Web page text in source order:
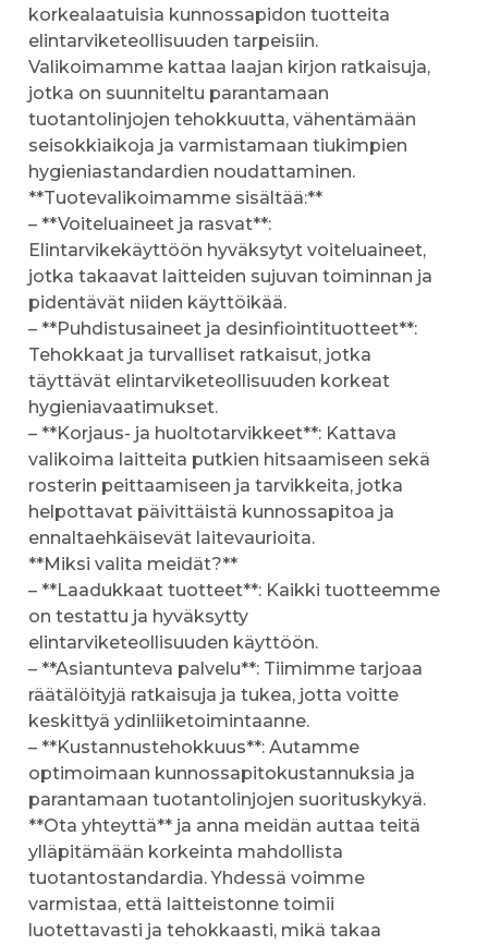
korkealaatuisia kunnossapidon tuotteita
elintarviketeollisuuden tarpeisiin.
Valikoimamme kattaa laajan kirjon ratkaisuja,
jotka on suunniteltu parantamaan
tuotantolinjojen tehokkuutta, vähentämään
seisokkiaikoja ja varmistamaan tiukimpien
hygieniastandardien noudattaminen.
**Tuotevalikoimamme sisältää:**
– **Voiteluaineet ja rasvat**:
Elintarvikekäyttöön hyväksytyt voiteluaineet,
jotka takaavat laitteiden sujuvan toiminnan ja
pidentävät niiden käyttöikää.
– **Puhdistusaineet ja desinfiointituotteet**:
Tehokkaat ja turvalliset ratkaisut, jotka
täyttävät elintarviketeollisuuden korkeat
hygieniavaatimukset.
– **Korjaus- ja huoltotarvikkeet**: Kattava
valikoima laitteita putkien hitsaamiseen sekä
rosterin peittaamiseen ja tarvikkeita, jotka
helpottavat päivittäistä kunnossapitoa ja
ennaltaehkäisevät laitevaurioita.
**Miksi valita meidät?**
– **Laadukkaat tuotteet**: Kaikki tuotteemme
on testattu ja hyväksytty
elintarviketeollisuuden käyttöön.
– **Asiantunteva palvelu**: Tiimimme tarjoaa
räätälöityjä ratkaisuja ja tukea, jotta voitte
keskittyä ydinliiketoimintaanne.
– **Kustannustehokkuus**: Autamme
optimoimaan kunnossapitokustannuksia ja
parantamaan tuotantolinjojen suorituskykyä.
**Ota yhteyttä** ja anna meidän auttaa teitä
ylläpitämään korkeinta mahdollista
tuotantostandardia. Yhdessä voimme
varmistaa, että laitteistonne toimii
luotettavasti ja tehokkaasti, mikä takaa